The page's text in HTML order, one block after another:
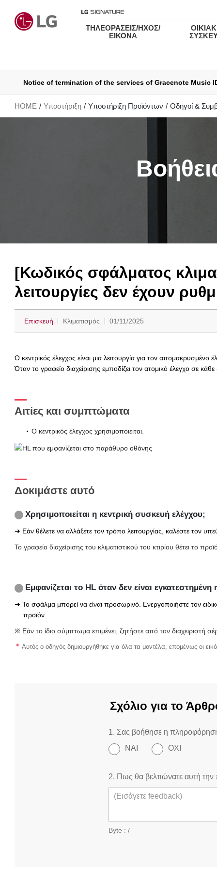
ΤΗΛΕΟΡΑΣΕΙΣ/ΗΧΟΣ/
ΕΙΚΟΝΑ
Ενημερώσεις για τους
Notice of termination of the services of Gracenote Music
HOME Υποστήριξη Υποστήριξη Προϊόντων Οδηγοί &
[Κωδικός σφάλματος
λειτουργίες δεν έχουν
Επισκευή Κλιματισμός 01/11/2025
Ο κεντρικός έλεγχος είναι μια λειτουργία για τον απομακρυσμένο
Όταν το γραφείο διαχείρισης εμποδίζει τον ατομικό έλεγχο σε
Αιτίες και συμπτώματα
Ο κεντρικός έλεγχος χρησιμοποιείται.
Δοκιμάστε αυτό
Χρησιμοποιείται η κεντρική συσκευή ελέγχου;
➔ Εάν θέλετε να αλλάξετε τον τρόπο λειτουργίας, καλέστε τον
Το γραφείο διαχείρισης του κλιματιστικού του κτιρίου θέτει το
Εμφανίζεται το HL όταν δεν είναι
➔ Το σφάλμα μπορεί να είναι προσωρινό. Ενεργοποιήστε τον
προϊόν.
※ Εάν το ίδιο σύμπτωμα επιμένει, ζητήστε από τον διαχειριστή
Αυτός ο οδηγός δημιουργήθηκε για όλα τα μοντέλα, επομένως οι
Σχόλιο για το
1. Σας βοήθησε η
ΝΑΙ
ΟΧΙ
2. Πως θα βελτιώνατε αυτή
Byte : /